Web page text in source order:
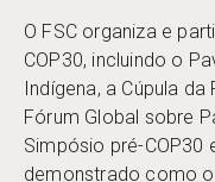
O FSC organiza e
COP30, incluindo o
Indígena, a Cúpula
Fórum Global sobre
Simpósio pré-COP30
demonstrado como